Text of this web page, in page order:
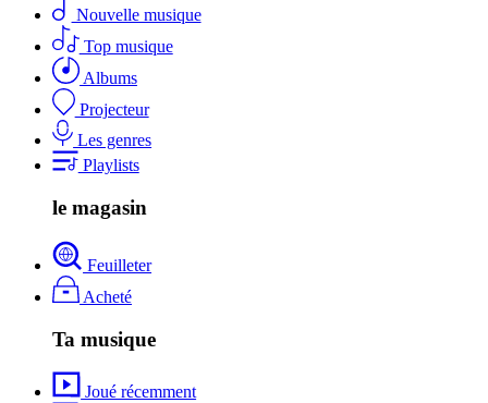
Nouvelle musique
Top musique
Albums
Projecteur
Les genres
Playlists
le magasin
Feuilleter
Acheté
Ta musique
Joué récemment